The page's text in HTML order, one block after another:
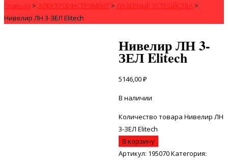
Главная > ЭЛЕКТРОИНСТРУМЕНТ > ЛАЗЕРНЫЕ УСТРОЙСТВА >
Нивелир ЛН 3-ЗЕЛ Elitech
Нивелир ЛН 3-
ЗЕЛ Elitech
5146,00₽
В наличии
Количество товара Нивелир ЛН
3-ЗЕЛ Elitech
В корзину
Артикул: 195070Категория: